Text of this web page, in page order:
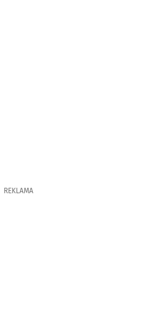
REKLAMA